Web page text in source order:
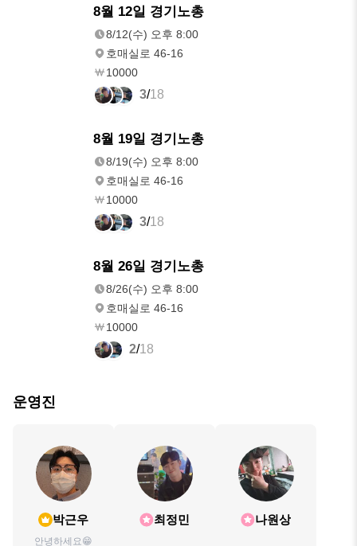
8월 12일 경기노총
8/12(수) 오후 8:00
호매실로 46-16
10000
3/18
8월 19일 경기노총
8/19(수) 오후 8:00
호매실로 46-16
10000
3/18
8월 26일 경기노총
8/26(수) 오후 8:00
호매실로 46-16
10000
2/18
운영진
박근우
안녕하세요😁
최정민 나원상